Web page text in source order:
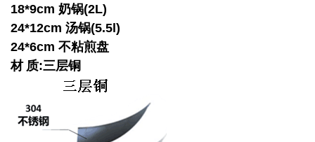
18*9cm 奶锅(2L)
24*12cm 汤锅(5.5l)
24*6cm 不粘煎盘
材 质:三层铜